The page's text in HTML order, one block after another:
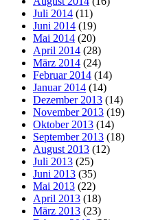
Juli 2014 (11)
Juni 2014 (19)
Mai 2014 (20)
April 2014 (28)
März 2014 (24)
Februar 2014 (14)
Januar 2014 (14)
Dezember 2013 (14)
November 2013 (19)
Oktober 2013 (14)
September 2013 (18)
August 2013 (12)
Juli 2013 (25)
Juni 2013 (35)
Mai 2013 (22)
April 2013 (18)
März 2013 (23)